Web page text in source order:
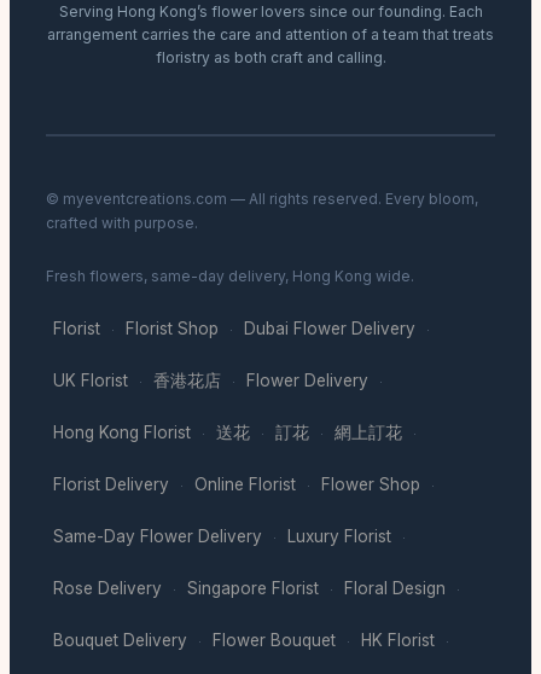
Serving Hong Kong’s flower lovers since our founding. Each
arrangement carries the care and attention of a team that treats
floristry as both craft and calling.
© myeventcreations.com — All rights reserved. Every bloom,
crafted with purpose.
Fresh flowers, same-day delivery, Hong Kong wide.
Florist · Florist Shop · Dubai Flower Delivery ·
UK Florist · 香港花店 · Flower Delivery ·
Hong Kong Florist · 送花 · 訂花 · 網上訂花 ·
Florist Delivery · Online Florist · Flower Shop ·
Same-Day Flower Delivery · Luxury Florist ·
Rose Delivery · Singapore Florist · Floral Design ·
Bouquet Delivery · Flower Bouquet · HK Florist ·